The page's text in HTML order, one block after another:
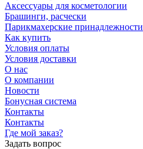
Аксессуары для косметологии
Брашинги, расчески
Парикмахерские принадлежности
Как купить
Условия оплаты
Условия доставки
О нас
О компании
Новости
Бонусная система
Контакты
Контакты
Где мой заказ?
Задать вопрос